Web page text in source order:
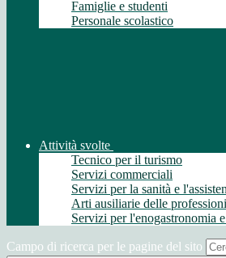
Famiglie e studenti
Personale scolastico
Attività svolte
Tecnico per il turismo
Servizi commerciali
Servizi per la sanità e
Arti ausiliarie delle
Servizi per l'enogastronomia
Campo di ricerca per le pagine del sito